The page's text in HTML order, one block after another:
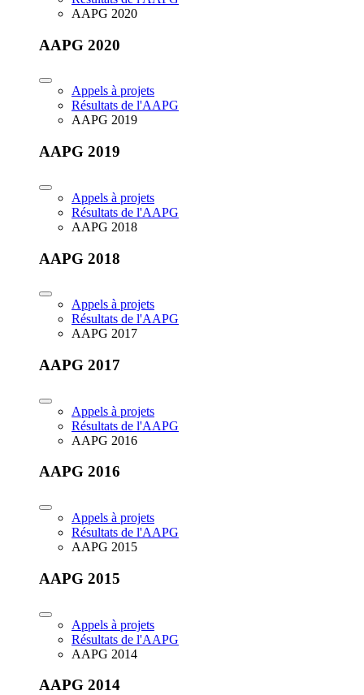
AAPG 2020
AAPG 2020
Appels à projets
Résultats de l'AAPG
AAPG 2019
AAPG 2019
Appels à projets
Résultats de l'AAPG
AAPG 2018
AAPG 2018
Appels à projets
Résultats de l'AAPG
AAPG 2017
AAPG 2017
Appels à projets
Résultats de l'AAPG
AAPG 2016
AAPG 2016
Appels à projets
Résultats de l'AAPG
AAPG 2015
AAPG 2015
Appels à projets
Résultats de l'AAPG
AAPG 2014
AAPG 2014